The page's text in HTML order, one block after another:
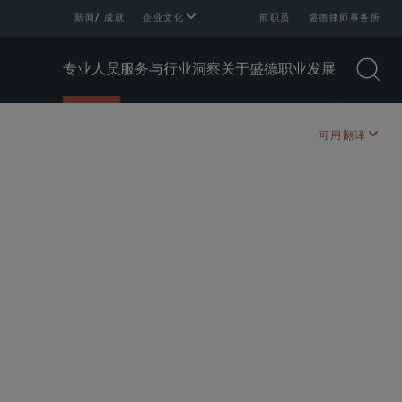
新闻/ 成就 企业文化 前职员 盛德律师事务所
专业人员服务与行业洞察关于盛德职业发展
可用翻译